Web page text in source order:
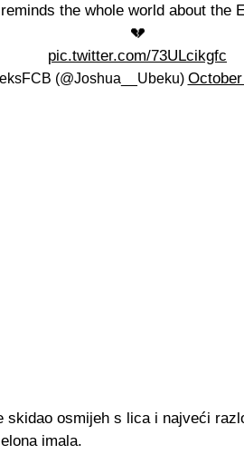
the whole world about the
💔
pic.twitter.com/73ULcikgfc
(@Joshua__Ubeku)
skidao osmijeh s lica i najveći
imala.